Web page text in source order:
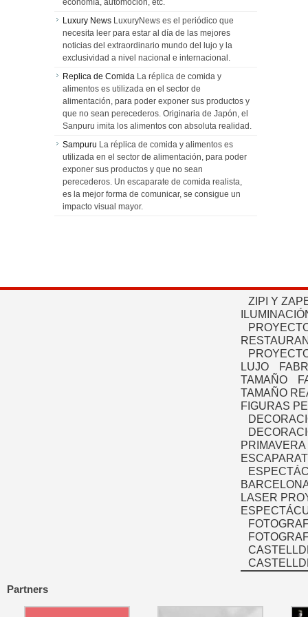
economía, automoción, etc.
Luxury News LuxuryNews es el periódico que
necesita leer para estar al día de las mejores
noticias del extraordinario mundo del lujo y la
exclusividad a nivel nacional e internacional.
Replica de Comida La réplica de comida y
alimentos es utilizada en el sector de
alimentación, para poder exponer sus productos y
que no sean perecederos. Originaria de Japón, el
Sanpuru imita los alimentos con absoluta realidad.
Sampuru La réplica de comida y alimentos es
utilizada en el sector de alimentación, para poder
exponer sus productos y que no sean
perecederos. Un escaparate de comida realista,
es la mejor forma de comunicar, se consigue un
impacto visual mayor.
ZIPI Y
LUJO
TAMAÑO
TAMAÑO
FIGURAS
PRIMAVERA
LASER
Partners